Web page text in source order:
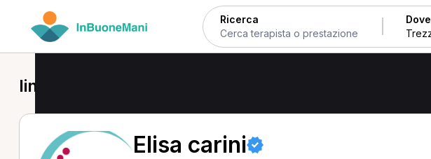
Ricerca Dove
linfodrenaggio manuale a Trezzano sul Naviglio
Elisa carini